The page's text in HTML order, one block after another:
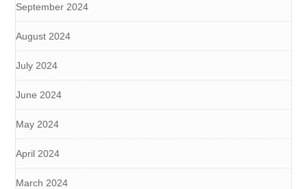
September 2024
August 2024
July 2024
June 2024
May 2024
April 2024
March 2024